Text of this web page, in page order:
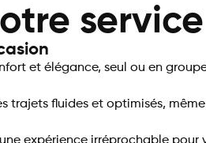
et élégance, seul ou en
trajets fluides et optimisés,